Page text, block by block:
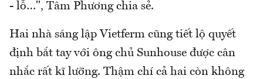
- lỗ…", Tâm Phương chia sẻ.
Hai nhà sáng lập Vietferm cũng tiết lộ quyết
định bắt tay với ông chủ Sunhouse được cân
nhắc rất kĩ lưỡng. Thậm chí cả hai còn không